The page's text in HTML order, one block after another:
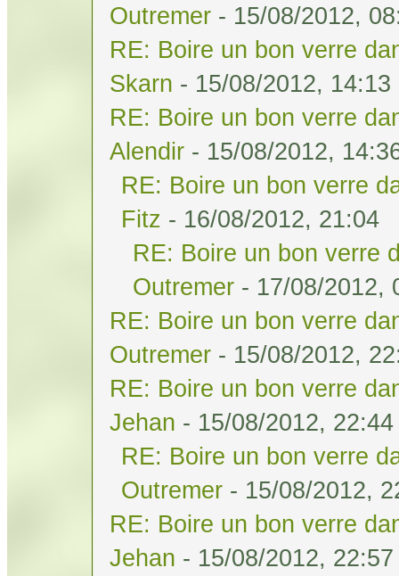
Outremer - 15/08/2012,
RE: Boire un bon verre
Skarn - 15/08/2012, 14:13
RE: Boire un bon verre
Alendir - 15/08/2012,
RE: Boire un bon verre
Fitz - 16/08/2012, 21:04
RE: Boire un bon verre
Outremer - 17/08/2012,
RE: Boire un bon verre
Outremer - 15/08/2012,
RE: Boire un bon verre
Jehan - 15/08/2012, 22:44
RE: Boire un bon verre
Outremer - 15/08/2012,
RE: Boire un bon verre
Jehan - 15/08/2012, 22:57